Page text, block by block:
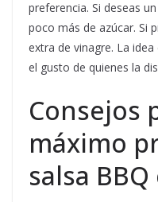
preferencia. Si deseas
poco más de azúcar. Si
extra de vinagre. La
el gusto de quienes la
Consejos
máximo
salsa